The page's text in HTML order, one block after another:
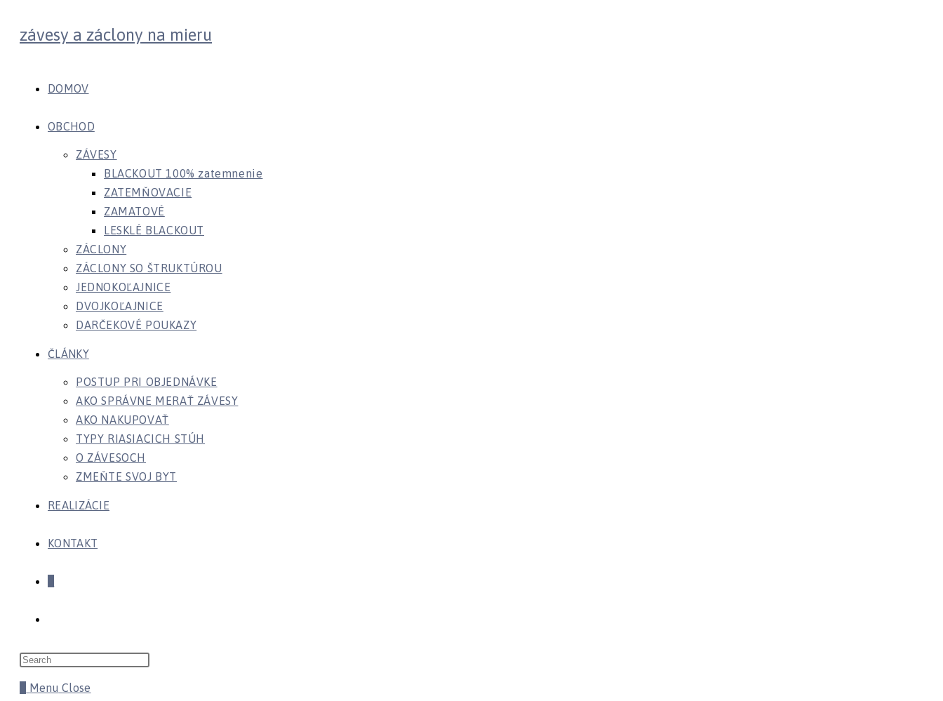
závesy a záclony na mieru
DOMOV
OBCHOD
ZÁVESY
BLACKOUT 100% zatemnenie
ZATEMŇOVACIE
ZAMATOVÉ
LESKLÉ BLACKOUT
ZÁCLONY
ZÁCLONY SO ŠTRUKTÚROU
JEDNOKOĽAJNICE
DVOJKOĽAJNICE
DARČEKOVÉ POUKAZY
ČLÁNKY
POSTUP PRI OBJEDNÁVKE
AKO SPRÁVNE MERAŤ ZÁVESY
AKO NAKUPOVAŤ
TYPY RIASIACICH STÚH
O ZÁVESOCH
ZMEŇTE SVOJ BYT
REALIZÁCIE
KONTAKT
website
search
Press
Menu Close